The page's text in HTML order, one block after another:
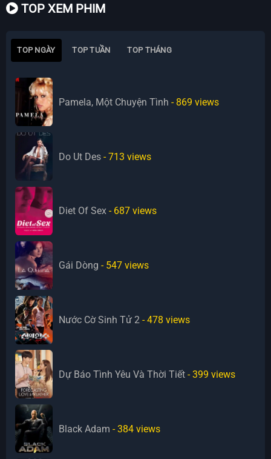
TOP XEM PHIM
TOP NGÀY TOP TUẦN TOP THÁNG
Pamela, Một Chuyện Tình - 869 views
Do Ut Des - 713 views
Diet Of Sex - 687 views
Gái Dòng - 547 views
Nước Cờ Sinh Tử 2 - 478 views
Dự Báo Tình Yêu Và Thời Tiết - 399 views
Black Adam - 384 views